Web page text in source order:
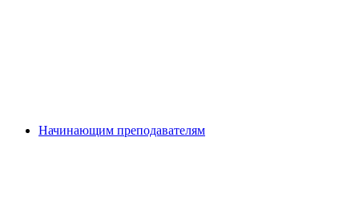
Начинающим преподавателям